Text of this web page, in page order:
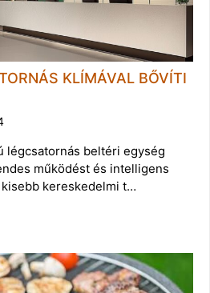
KLÍMÁVAL BŐVÍTI
légcsatornás beltéri egység
működést és intelligens
kereskedelmi t…